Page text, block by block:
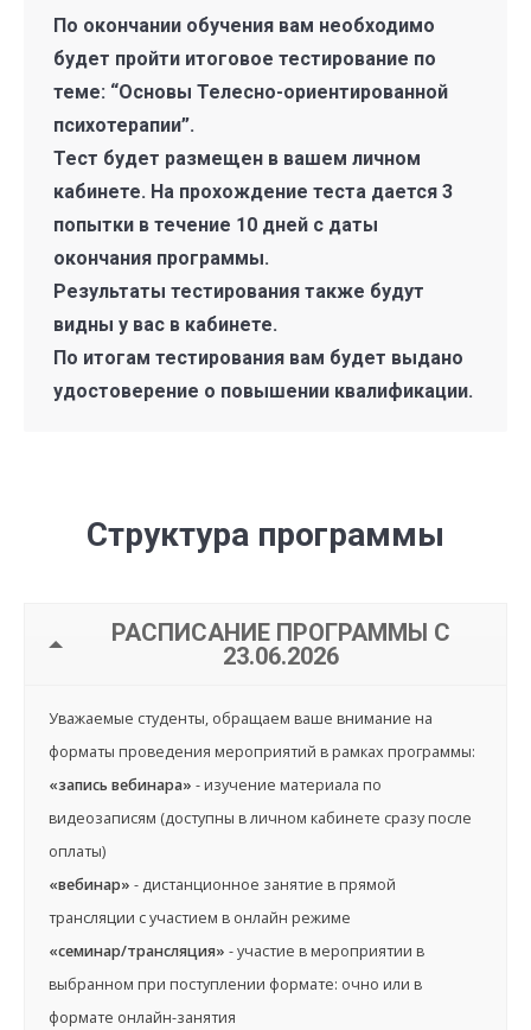
По окончании обучения вам необходимо
будет пройти итоговое тестирование по
теме: “Основы Телесно-ориентированной
психотерапии”.
Тест будет размещен в вашем личном
кабинете. На прохождение теста дается 3
попытки в течение 10 дней с даты
окончания программы.
Результаты тестирования также будут
видны у вас в кабинете.
По итогам тестирования вам будет выдано
удостоверение о повышении квалификации.
Структура программы
РАСПИСАНИЕ ПРОГРАММЫ С
23.06.2026
Уважаемые студенты, обращаем ваше внимание на
форматы проведения мероприятий в рамках программы:
«запись вебинара» - изучение материала по
видеозаписям (доступны в личном кабинете сразу после
оплаты)
«вебинар» - дистанционное занятие в прямой
трансляции с участием в онлайн режиме
«семинар/трансляция» - участие в мероприятии в
выбранном при поступлении формате: очно или в
формате онлайн-занятия